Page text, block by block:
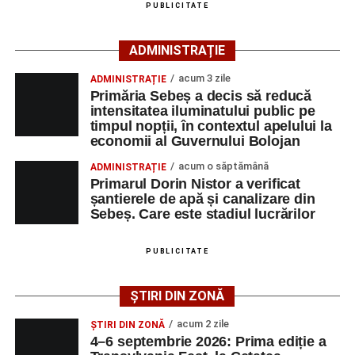
Motociclistul a fost testat cu aparatul etilotest, rezultatul
fiind negativ.
Polițiștii continuă cercetările pentru stabilirea tuturor
împrejurărilor în care s-a produs accidentul, în cadrul unui
dosar penal întocmit pentru săvârșirea infracțiunii de
vătămare corporală din culpă.
Ultimele știri din Sebeș
PUBLICITATE
ADMINISTRAȚIE
ADMINISTRAȚIE acum 3 zile
Primăria Sebeș a decis să reducă
intensitatea iluminatului public pe
timpul nopții, în contextul apelului la
economii al Guvernului Bolojan
ADMINISTRAȚIE acum o săptămână
Primarul Dorin Nistor a verificat
șantierele de apă și canalizare din
Sebeș. Care este stadiul lucrărilor
PUBLICITATE
ȘTIRI DIN ZONĂ
ȘTIRI DIN ZONĂ acum 2 zile
4–6 septembrie 2026: Prima ediție a